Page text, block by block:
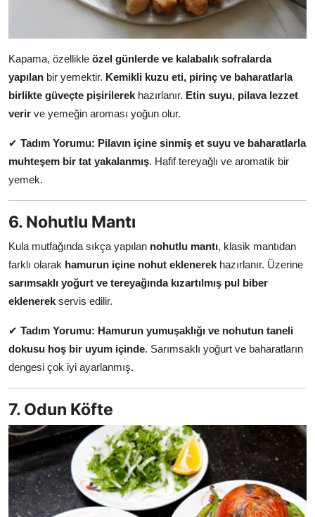
Kapama, özellikle özel günlerde ve kalabalık sofralarda
yapılan bir yemektir. Kemikli kuzu eti, pirinç ve baharatlarla
birlikte güveçte pişirilerek hazırlanır. Etin suyu, pilava lezzet
verir ve yemeğin aroması yoğun olur.
✔ Tadım Yorumu: Pilavın içine sinmiş et suyu ve baharatlarla
muhteşem bir tat yakalanmış. Hafif tereyağlı ve aromatik bir
yemek.
6. Nohutlu Mantı
Kula mutfağında sıkça yapılan nohutlu mantı, klasik mantıdan
farklı olarak hamurun içine nohut eklenerek hazırlanır. Üzerine
sarımsaklı yoğurt ve tereyağında kızartılmış pul biber
eklenerek servis edilir.
✔ Tadım Yorumu: Hamurun yumuşaklığı ve nohutun taneli
dokusu hoş bir uyum içinde. Sarımsaklı yoğurt ve baharatların
dengesi çok iyi ayarlanmış.
7. Odun Köfte